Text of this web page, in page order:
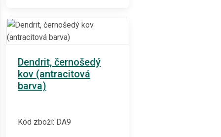
Dendrit, černošedý
kov (antracitová
barva)
Kód zboží: DA9